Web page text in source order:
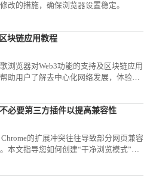
改的措施，确保浏览器设置稳定。
块链应用教程
浏览器对Web3功能的支持及区块链应用
助用户了解去中心化网络发展，体验新
必要第三方插件以提高兼容性
Chrome的扩展冲突往往导致部分网页兼容
本文指导您如何创建“干净浏览模式”，